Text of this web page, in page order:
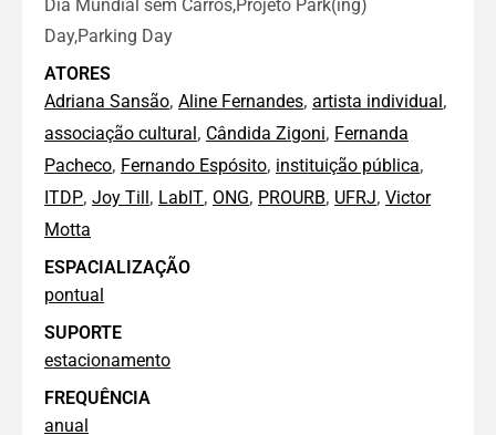
Dia Mundial sem Carros,Projeto Park(ing)
Day,Parking Day
ATORES
Adriana Sansão, Aline Fernandes, artista individual,
associação cultural, Cândida Zigoni, Fernanda
Pacheco, Fernando Espósito, instituição pública,
ITDP, Joy Till, LabIT, ONG, PROURB, UFRJ, Victor
Motta
ESPACIALIZAÇÃO
pontual
SUPORTE
estacionamento
FREQUÊNCIA
anual